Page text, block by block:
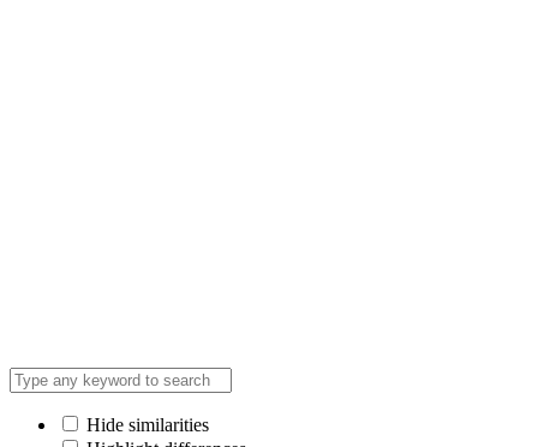
Hide similarities